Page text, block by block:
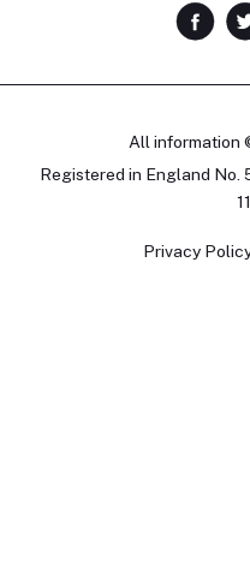
All information
Registered in England
Privacy